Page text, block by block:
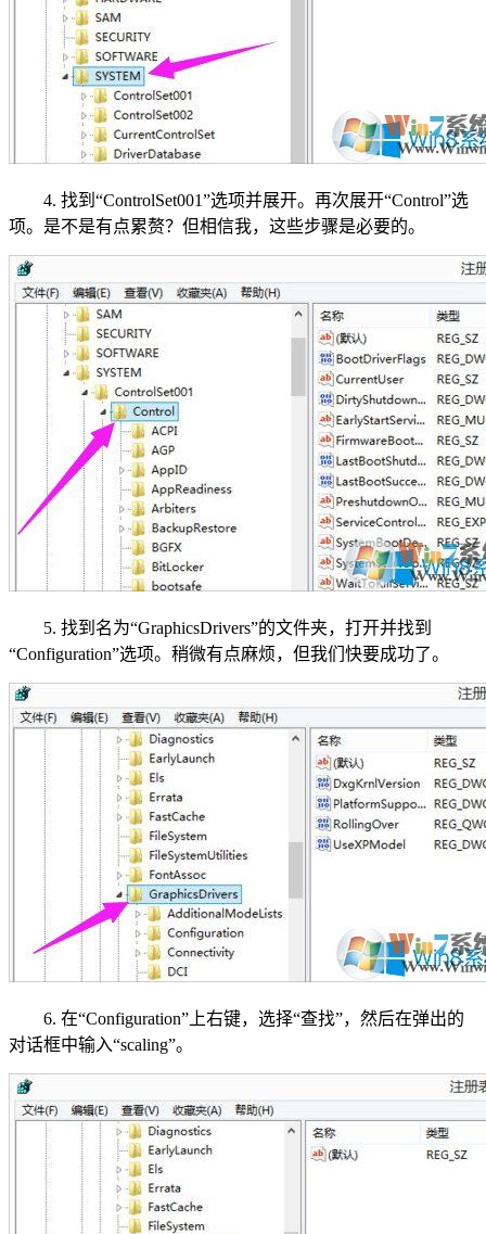
4. 找到“ControlSet001”选项并展开。再次展开“Control”选
项。是不是有点累赘？但相信我，这些步骤是必要的。
5. 找到名为“GraphicsDrivers”的文件夹，打开并找到
“Configuration”选项。稍微有点麻烦，但我们快要成功了。
6. 在“Configuration”上右键，选择“查找”，然后在弹出的
对话框中输入“scaling”。